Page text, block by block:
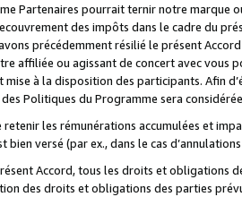
Partenaires pourrait ternir notre marque
des impôts dans le cadre du
précédemment résilié le présent
affiliée ou agissant de concert avec vous
à la disposition des participants. Afin
Politiques du Programme sera
retenir les rémunérations accumulées et
bien versé (par ex., dans le cas
Accord, tous les droits et obligations
des droits et obligations des parties